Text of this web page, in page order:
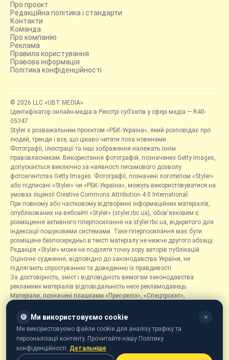
Про проєкт
Редакційна політика і стандарти
Контакти
Команда
Про компанію
Реклама
Правила користування
Правова інформація
Політика конфіденційності
© 2026 LLC «UBT MEDIA»
Ідентифікатор онлайн-медіа в Реєстрі суб’єктів у сфері медіа — R40-
05347
Styler є розважальним проєктом «РБК-Україна», який розповідає про
людей, тренди і все, що цікаво читати поза новинами.
Фотографії, ілюстрації та інші зображення належать їхнім
правовласникам. Використання фотографій, позначених Getty Images,
допускається виключно за наявності письмового дозволу
фотоагентства Getty Images. Фотографії, позначені логотипом «Styler»
або підписані «Styler» чи «РБК-Україна», можуть використовуватися на
умовах ліцензії Creative Commons Attribution 4.0 International.
При повному або частковому відтворенні інформаційних матеріалів,
опублікованих на вебсайті «Styler» (styler.rbc.ua), обов'язковим є
розміщення активного гіперпосилання на styler.rbc.ua, відкритого для
індексації пошуковими системами. Таке гіперпосилання має бути
розміщене безпосередньо в тексті матеріалу не нижче другого абзацу.
Редакція «Styler» може не поділяти точку зору авторів публікацій.
Оціночні судження, відповідно до законодавства України, не
підлягають спростуванню та доведенню їх правдивості.
За достовірність, зміст і відповідність вимогам законодавства
рекламних матеріалів відповідальність несе рекламодавець.
Матеріали, позначені плашками «Прес-реліз», «Спецпроєкт»,
розміщуються на правах реклами.
Рубрика «Новини компаній» є інформаційним форматом, що містить
новини, повідомлення та оголошення, пов'язані з діяльністю
компаній, і ґрунтується на інформації, наданій відповідними
компаніями. Редакція не несе відповідальності за достовірність такої
🍪 Ми використовуємо cookie ✕
Ми використовуємо файли cookie для аналізу трафіку та
персоналізації контенту. Прочитайте нашу Політику
конфіденційності. Детальніше